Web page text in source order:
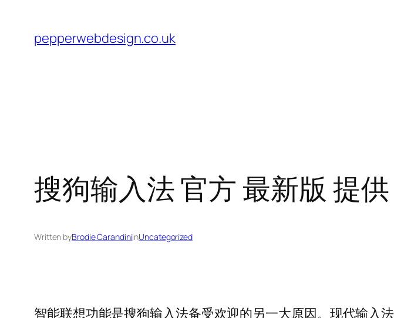
content
pepperwebdesign.co.uk
搜狗输入法 官方 最新版 提
Written byBrodie CarandiniinUncategorized
智能联想功能是搜狗输入法备受欢迎的另一大原因。现代输入